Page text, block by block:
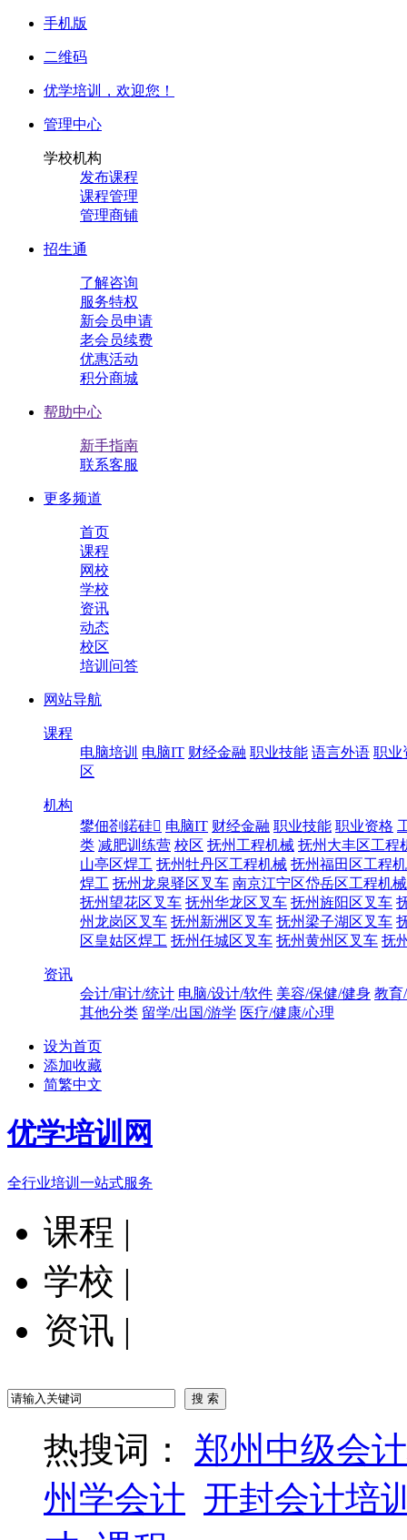
手机版
二维码
优学培训， 欢迎您！
管理中心
学校机构
发布课程
课程管理
管理商铺
招生通
了解咨询
服务特权
新会员申请
老会员续费
优惠活动
积分商城
帮助中心
新手指南
联系客服
更多频道
首页
课程
网校
学校
资讯
动态
校区
培训问答
网站导航
课程
电脑培训 电脑IT 财经金融 职业技能 语言外语 职业
区
机构
鐢佃剳鍩硅 电脑IT 财经金融 职业技能 职业资格
类 减肥训练营 校区 抚州工程机械 抚州大丰区工程
山亭区焊工 抚州牡丹区工程机械 抚州福田区工程
焊工 抚州龙泉驿区叉车 南京江宁区岱岳区工程机械
抚州望花区叉车 抚州华龙区叉车 抚州旌阳区叉车
州龙岗区叉车 抚州新洲区叉车 抚州梁子湖区叉车
区皇姑区焊工 抚州任城区叉车 抚州黄州区叉车 抚
资讯
会计/审计/统计 电脑/设计/软件 美容/保健/健身 教育
其他分类 留学/出国/游学 医疗/健康/心理
设为首页
添加收藏
简繁中文
优学培训网
全行业培训一站式服务
课程 |
学校 |
资讯 |
热搜词： 郑州中级会
州学会计 开封会计培